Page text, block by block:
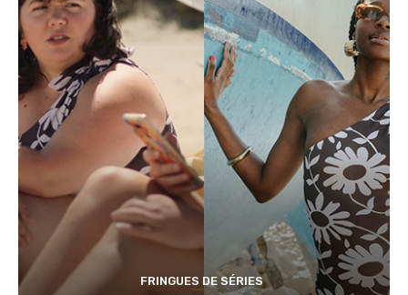
FRINGUES DE SÉRIES